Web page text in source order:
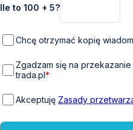
Ile to 100 + 5?
Chcę otrzymać kopię
Zgadzam się na
trada.pl*
Akceptuję Zasady